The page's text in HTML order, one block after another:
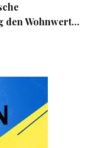
den Wohnwert